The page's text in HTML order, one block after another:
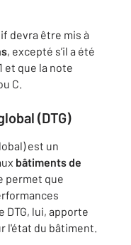
devra être mis à
, excepté s’il a été
et que la note
C.
(DTG)
est un
bâtiments de
permet que
DTG, lui, apporte
l'état du bâtiment.